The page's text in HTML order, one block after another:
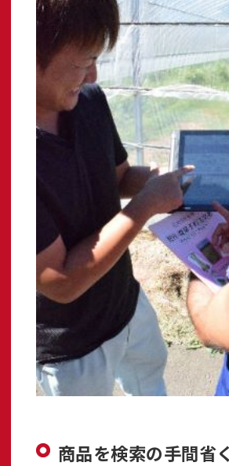
商品を検索の手間省く